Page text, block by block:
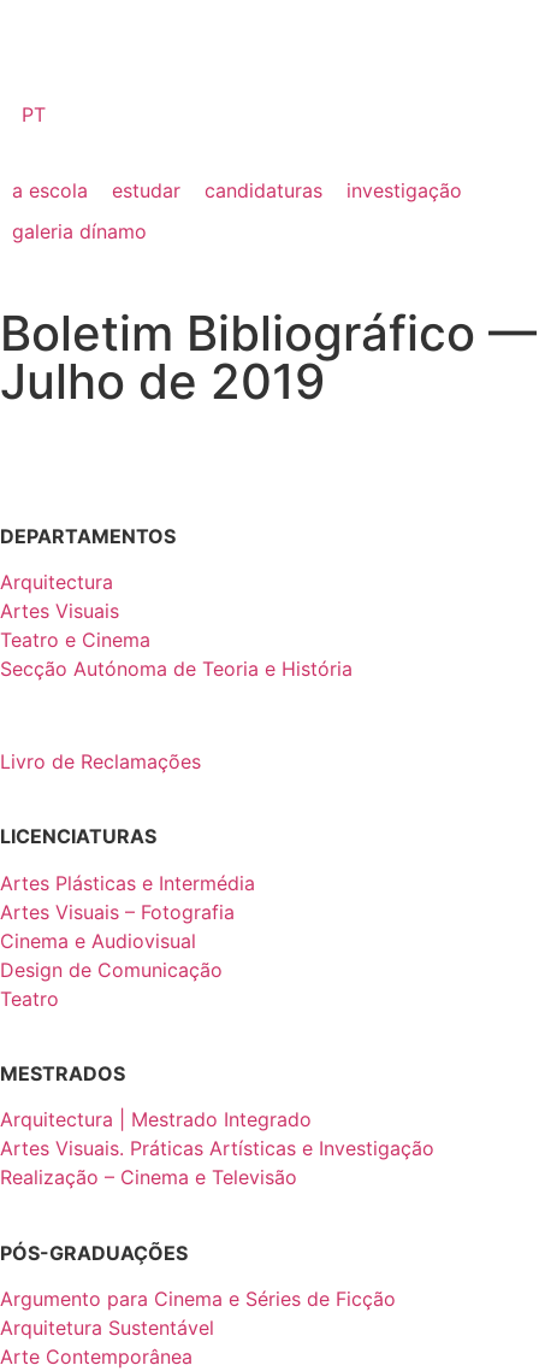
PT
a escola estudar candidaturas
investigação
galeria dínamo
Boletim Bibliográfico —
Julho de 2019
DEPARTAMENTOS
Arquitectura
Artes Visuais
Teatro e Cinema
Secção Autónoma de Teoria e História
Livro de Reclamações
LICENCIATURAS
Artes Plásticas e Intermédia
Artes Visuais – Fotografia
Cinema e Audiovisual
Design de Comunicação
Teatro
MESTRADOS
Arquitectura | Mestrado Integrado
Artes Visuais. Práticas Artísticas e Investigação
Realização – Cinema e Televisão
PÓS-GRADUAÇÕES
Argumento para Cinema e Séries de Ficção
Arquitetura Sustentável
Arte Contemporânea